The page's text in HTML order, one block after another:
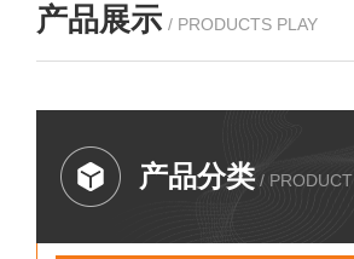
产品展示 / PRODUCTS PLAY
产品分类 / PRODUCT